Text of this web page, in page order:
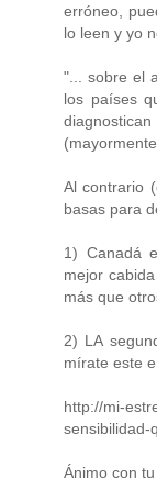
erróneo,
lo leen y yo
"... sobre el
los países
Al contrario
basas para
1) Canadá
mejor
más que
2) LA
mírate este
http://mi-
sensibilidad-
Ánimo con